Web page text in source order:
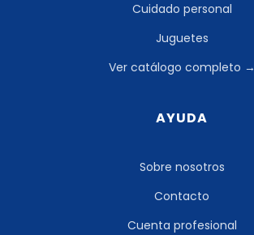
Cuidado personal
Juguetes
Ver catálogo completo →
AYUDA
Sobre nosotros
Contacto
Cuenta profesional